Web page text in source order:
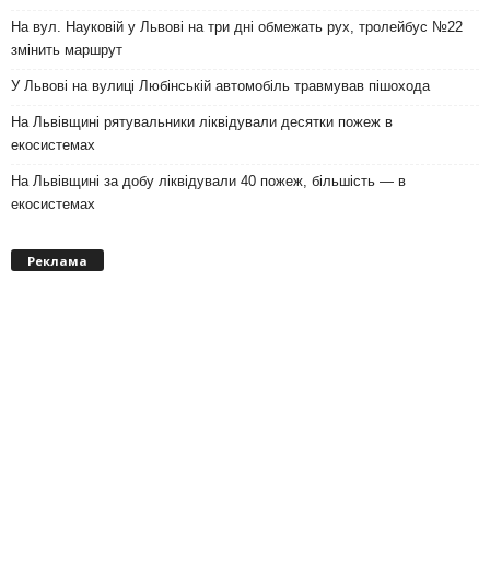
На вул. Науковій у Львові на три дні обмежать рух, тролейбус №22
змінить маршрут
У Львові на вулиці Любінській автомобіль травмував пішохода
На Львівщині рятувальники ліквідували десятки пожеж в
екосистемах
На Львівщині за добу ліквідували 40 пожеж, більшість — в
екосистемах
Реклама